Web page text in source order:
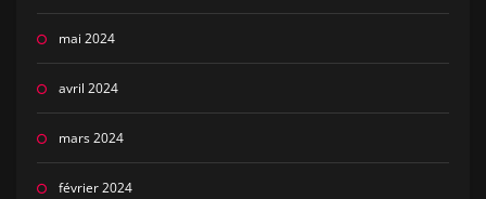
mai 2024
avril 2024
mars 2024
février 2024